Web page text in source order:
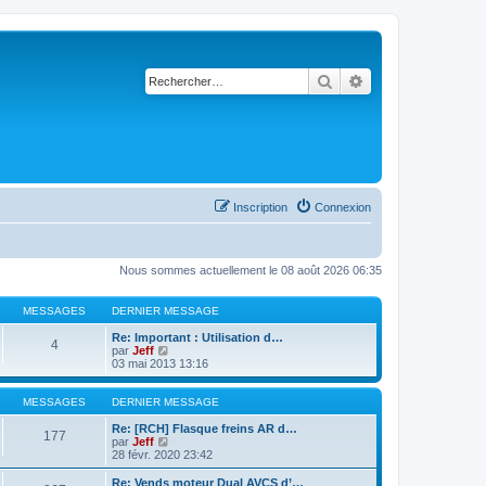
Rechercher
Connexion
Inscription
Nous sommes actuellement le 08 août 2026 06:35
MESSAGES DERNIER MESSAGE
4
Re: Important : Utilisation d…
par Jeff
o
n
s
u
l
t
r
l
e
03 mai 2013 13:16
MESSAGES DERNIER MESSAGE
177
Re: [RCH] Flasque freins AR d…
par Jeff
o
n
s
28 févr. 2020 23:42
Re: Vends moteur Dual AVCS d’…